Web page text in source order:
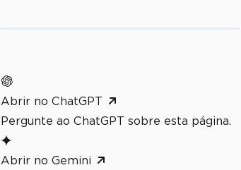
Abrir no ChatGPT
Pergunte ao ChatGPT sobre esta página.
Abrir no Gemini